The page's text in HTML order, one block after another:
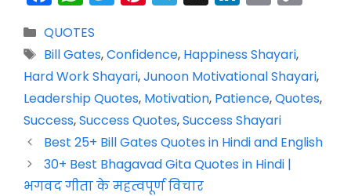
a
c
e
b
o
o
k
h
a
ts
A
p
p
w
itt
er
nt
er
e
st
el
e
gr
a
m
n
k
e
dI
n
m
ai
l y
Li
k
Categories
QUOTES
Tags
Bill Gates,Confidence, Happiness Shayari,
Hard Work Shayari,Junoon Motivational Shayari,
Leadership Quotes, Motivation, Patience,Quotes,
Success,Success Quotes,Success Shayari
Best 25+ Bill Gates Quotes in Hindi and English
30+ Best Bhagavad Gita Quotes in Hindi |
भगवद गीता के महत्वपूर्ण विचार